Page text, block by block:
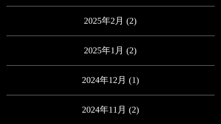
2025年2月 (2)
2025年1月 (2)
2024年12月 (1)
2024年11月 (2)